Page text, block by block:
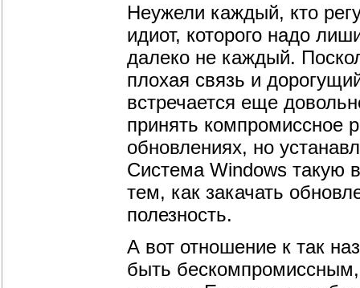
Неужели каждый, кто
идиот, которого надо
далеко не каждый.
плохая связь и
встречается еще
принять компромиссное
обновлениях, но
Система Windows такую
тем, как закачать
полезность.
А вот отношение к так
быть